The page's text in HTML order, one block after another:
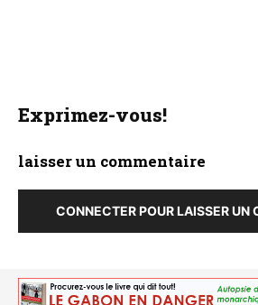
Exprimez-vous!
laisser un commentaire
CONNECTER POUR LAISSER UN